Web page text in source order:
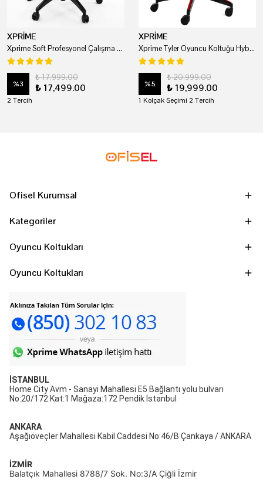
XPRİME
Xprime Soft Profesyonel Çalışma Ve Oyuncu Koltuğu
%3
₺ 17,999.00
₺ 17,499.00
2 Tercih
XPRİME
Xprime Tyler Oyuncu Koltuğu Hybrid Kumaş Kırmızı
%5
₺ 20,999.00
₺ 19,999.00
1 Kolçak Seçimi 2 Tercih
Ofisel Kurumsal
Kategoriler
Oyuncu Koltukları
Oyuncu Koltukları
İSTANBUL
Home City Avm - Sanayi Mahallesi E5 Bağlantı yolu bulvarı
No:20/172 Kat:1 Mağaza:172 Pendik İstanbul
ANKARA
Aşağıöveçler Mahallesi Kabil Caddesi No:46/B Çankaya / ANKARA
İZMİR
Balatçık Mahallesi 8788/7 Sok. No:3/A Çiğli İzmir